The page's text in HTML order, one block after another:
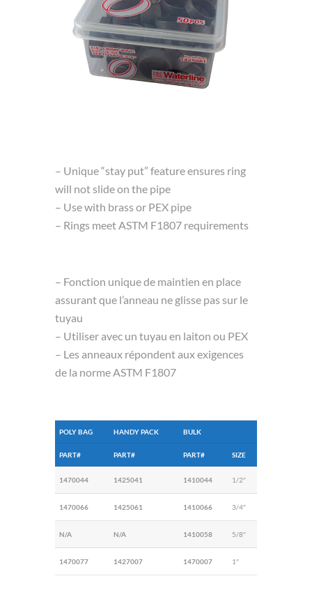
– Unique “stay put” feature ensures ring
will not slide on the pipe
– Use with brass or PEX pipe
– Rings meet ASTM F1807 requirements
– Fonction unique de maintien en place
assurant que l’anneau ne glisse pas sur le
tuyau
– Utiliser avec un tuyau en laiton ou PEX
– Les anneaux répondent aux exigences
de la norme ASTM F1807
POLY BAG HANDY PACK BULK
PART# PART# PART# SIZE
1470044 1425041 1410044 1/2″
1470066 1425061 1410066 3/4″
N/A N/A 1410058 5/8″
1470077 1427007 1470007 1″